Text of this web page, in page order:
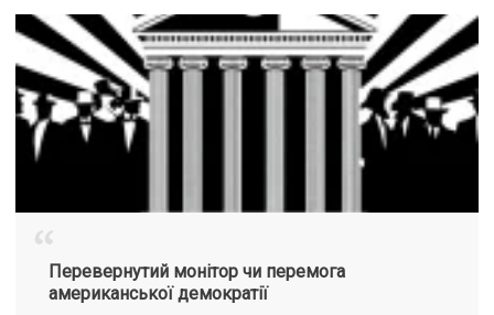
“Перевернутий монітор чи перемога
американської демократії